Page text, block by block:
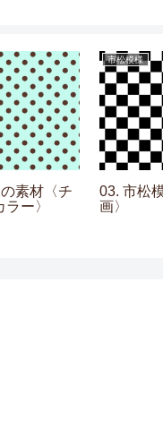
素材〈チ
ー〉
市松模様
03. 市松
画〉